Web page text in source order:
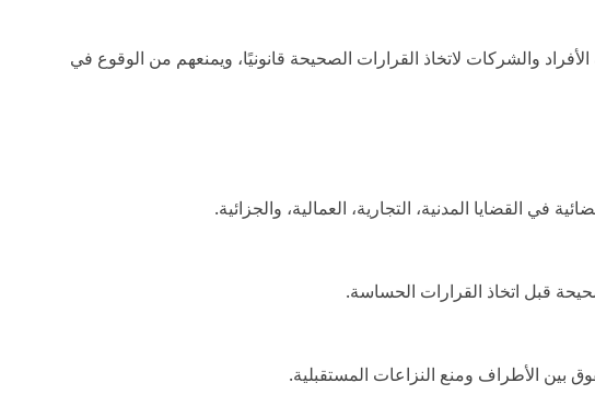
والشركات لاتخاذ القرارات الصحيحة قانونيًا، ويمنعهم من الوقوع في
في القضايا المدنية، التجارية، العمالية، والجزائية.
قبل اتخاذ القرارات الحساسة.
بين الأطراف ومنع النزاعات المستقبلية.